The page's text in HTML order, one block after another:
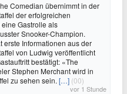
Comedian übernimmt in der
der erfolgreichen
Gastrolle als
Snooker-Champion.
erste Informationen aus der
von Ludwig veröffentlicht
bestätigt: «The
Stephen Merchant wird in
zu sehen sein. […] (00)
vor 1 Stunde